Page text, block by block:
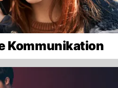
Kommunikation